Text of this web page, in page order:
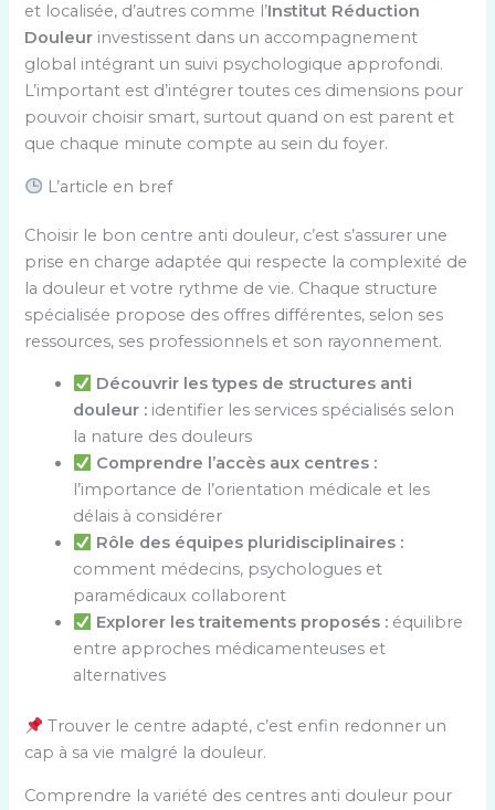
et localisée, d’autres comme l’Institut Réduction
Douleur investissent dans un accompagnement
global intégrant un suivi psychologique approfondi.
L’important est d’intégrer toutes ces dimensions pour
pouvoir choisir smart, surtout quand on est parent et
que chaque minute compte au sein du foyer.
L’article en bref
Choisir le bon centre anti douleur, c’est s’assurer une
prise en charge adaptée qui respecte la complexité de
la douleur et votre rythme de vie. Chaque structure
spécialisée propose des offres différentes, selon ses
ressources, ses professionnels et son rayonnement.
Découvrir les types de structures anti
douleur : identifier les services spécialisés selon
la nature des douleurs
Comprendre l’accès aux centres :
l’importance de l’orientation médicale et les
délais à considérer
Rôle des équipes pluridisciplinaires :
comment médecins, psychologues et
paramédicaux collaborent
Explorer les traitements proposés :équilibre
entre approches médicamenteuses et
alternatives
Trouver le centre adapté, c’est enfin redonner un
cap à sa vie malgré la douleur.
Comprendre la variété des centres anti douleur pour